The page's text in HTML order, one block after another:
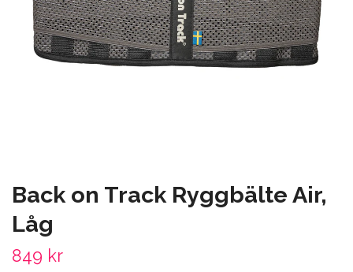
Back on Track Ryggbälte Air,
Låg
849 kr